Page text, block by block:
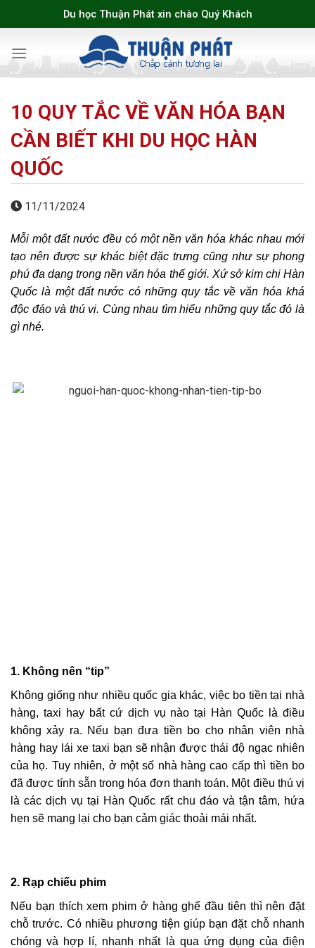
to
Du học Thuận Phát xin chào Quý Khách
10 QUY TẮC VỀ VĂN HÓA BẠN
CẦN BIẾT KHI DU HỌC HÀN
QUỐC
11/11/2024
Mỗi một đất nước đều có một nền văn hóa khác nhau mới
tạo nên được sự khác biệt đặc trưng cũng như sự phong
phú đa dạng trong nền văn hóa thế giới. Xứ sở kim chi Hàn
Quốc là một đất nước có những quy tắc về văn hóa khá
độc đáo và thú vị. Cùng nhau tìm hiểu những quy tắc đó là
gì nhé.
1. Không nên “tip”
Không giống như nhiều quốc gia khác, việc bo tiền tại nhà
hàng, taxi hay bất cứ dịch vụ nào tại Hàn Quốc là điều
không xảy ra. Nếu bạn đưa tiền bo cho nhân viên nhà
hàng hay lái xe taxi bạn sẽ nhận được thái độ ngạc nhiên
của họ. Tuy nhiên, ở một số nhà hàng cao cấp thì tiền bo
đã được tính sẵn trong hóa đơn thanh toán. Một điều thú vị
là các dịch vụ tại Hàn Quốc rất chu đáo và tận tâm, hứa
hẹn sẽ mang lại cho bạn cảm giác thoải mái nhất.
2. Rạp chiếu phim
Nếu bạn thích xem phim ở hàng ghế đầu tiên thì nên đặt
chỗ trước. Có nhiều phương tiện giúp bạn đặt chỗ nhanh
chóng và hợp lí, nhanh nhất là qua ứng dụng của điện